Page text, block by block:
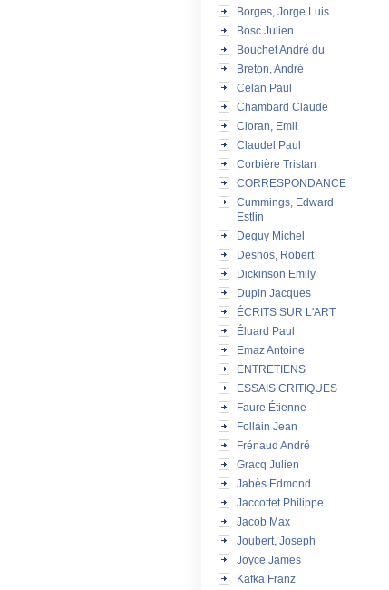
Borges, Jorge Luis
Bosc Julien
Bouchet André du
Breton, André
Celan Paul
Chambard Claude
Cioran, Emil
Claudel Paul
Corbière Tristan
CORRESPONDANCE
Cummings, Edward
Estlin
Deguy Michel
Desnos, Robert
Dickinson Emily
Dupin Jacques
ÉCRITS SUR L'ART
Éluard Paul
Emaz Antoine
ENTRETIENS
ESSAIS CRITIQUES
Faure Étienne
Follain Jean
Frénaud André
Gracq Julien
Jabès Edmond
Jaccottet Philippe
Jacob Max
Joubert, Joseph
Joyce James
Kafka Franz